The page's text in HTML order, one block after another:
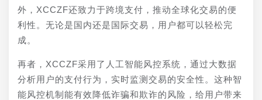
外，XCCZF还致力于跨境支付，推动全球化交易的便
利性。无论是国内还是国际交易，用户都可以轻松完
成。
再者，XCCZF采用了人工智能风控系统，通过大数据
分析用户的支付行为，实时监测交易的安全性。这种智
能风控机制能有效降低诈骗和欺诈的风险，给用户带来